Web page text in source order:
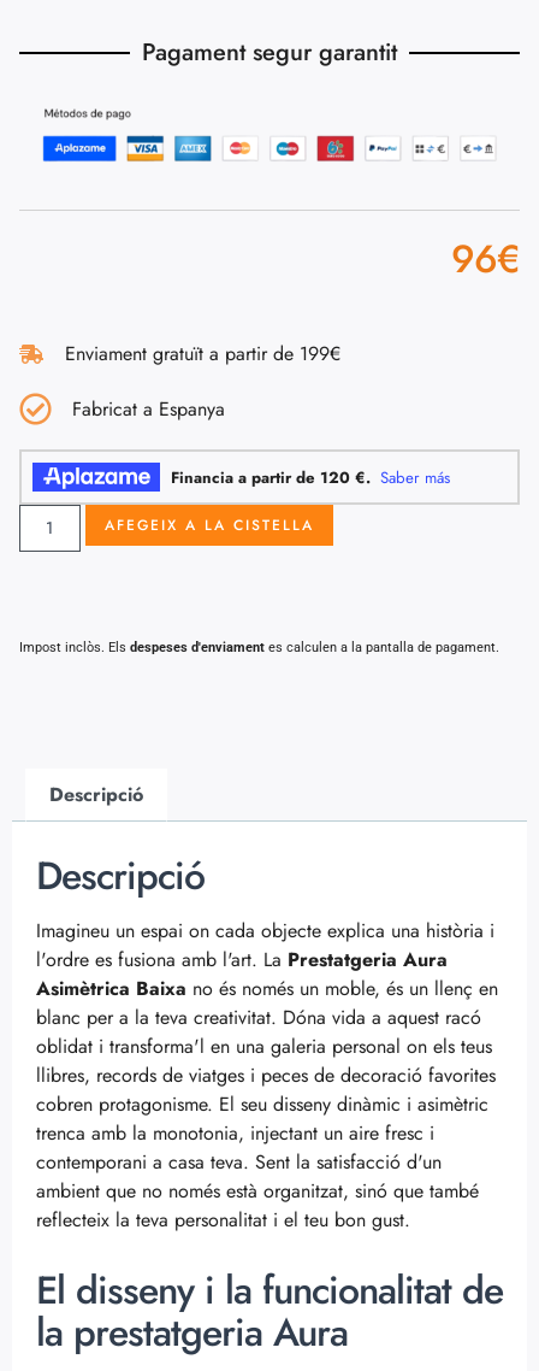
Pagament segur garantit
96€
Enviament gratuït a partir de 199€
Fabricat a Espanya
AFEGEIX A LA CISTELLA
Impost inclòs. Els despeses d'enviament es calculen a la pantalla de pagament.
Descripció
Descripció
Imagineu un espai on cada objecte explica una història i
l'ordre es fusiona amb l'art. La Prestatgeria Aura
Asimètrica Baixa no és només un moble, és un llenç en
blanc per a la teva creativitat. Dóna vida a aquest racó
oblidat i transforma'l en una galeria personal on els teus
llibres, records de viatges i peces de decoració favorites
cobren protagonisme. El seu disseny dinàmic i asimètric
trenca amb la monotonia, injectant un aire fresc i
contemporani a casa teva. Sent la satisfacció d'un
ambient que no només està organitzat, sinó que també
reflecteix la teva personalitat i el teu bon gust.
El disseny i la funcionalitat de
la prestatgeria Aura